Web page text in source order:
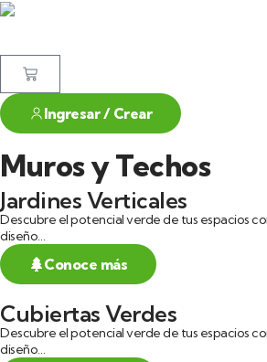
Ingresar / Crear
Muros y Techos
Jardines Verticales
Descubre el potencial verde de tus espacios
diseño…
Conoce más
Cubiertas Verdes
Descubre el potencial verde de tus espacios
diseño…